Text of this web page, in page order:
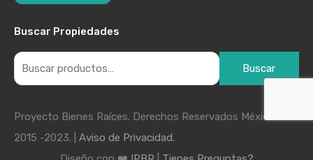
Buscar Propiedades
Buscar
Proyecto Bienes Raíces. Derechos Reservados México
2015 -2023. | Aviso de Privacidad.